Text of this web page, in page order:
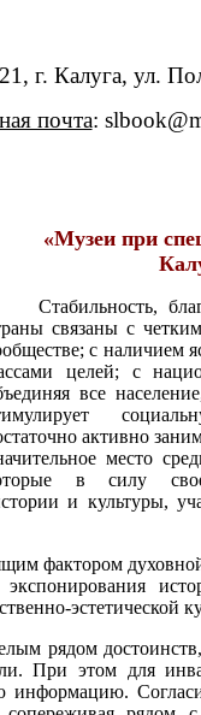
г. Калуга, ул.
почта: slbook@
«Музеи при
связаны с
с наличием
целей; с
все
активно
место
в силу
и культуры,
фактором
эстетической
рядом
При этом для
информацию.